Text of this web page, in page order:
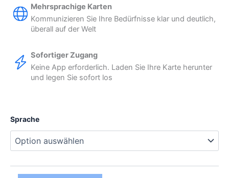
Mehrsprachige Karten
Kommunizieren Sie Ihre Bedürfnisse klar und deutlich,
überall auf der Welt
Sofortiger Zugang
Keine App erforderlich. Laden Sie Ihre Karte herunter
und legen Sie sofort los
Sprache